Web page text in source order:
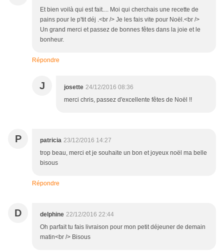
Et bien voilà qui est fait.... Moi qui cherchais une recette de
pains pour le p'tit déj .<br /> Je les fais vite pour Noël.<br />
Un grand merci et passez de bonnes fêtes dans la joie et le
bonheur.
Répondre
J josette 24/12/2016 08:36
merci chris, passez d'excellente fêtes de Noël !!
P patricia 23/12/2016 14:27
trop beau, merci et je souhaite un bon et joyeux noël ma belle
bisous
Répondre
D delphine 22/12/2016 22:44
Oh parfait tu fais livraison pour mon petit déjeuner de demain
matin<br /> Bisous